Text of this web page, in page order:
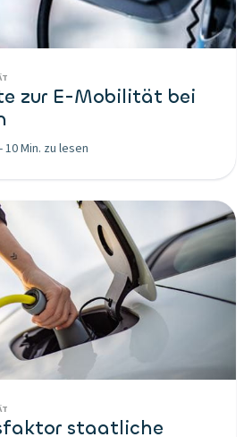
zur E-Mobilität bei
-10 Min. zu lesen
staatliche